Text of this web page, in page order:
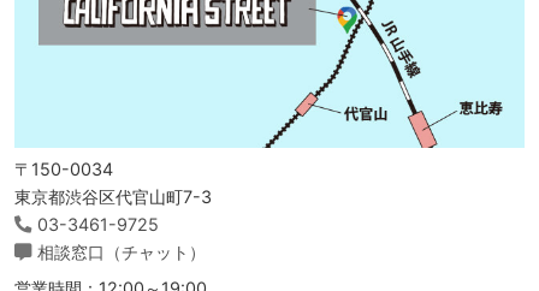
〒150-0034
東京都渋谷区代官山町7-3
03-3461-9725
相談窓口（チャット）